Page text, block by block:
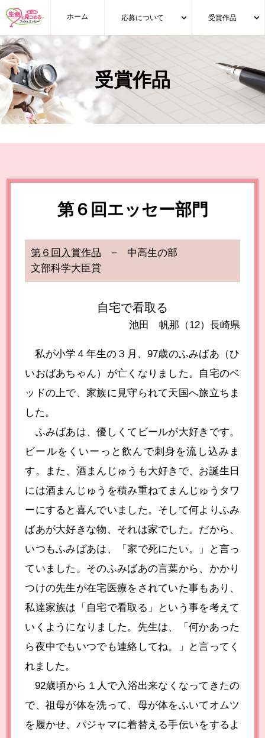
ホーム 応募について 受賞作品
受賞作品
第６回エッセー部門
第６回入賞作品 − 中高生の部
文部科学大臣賞
自宅で看取る
池田 帆那（12）長崎県
私が小学４年生の３月、97歳のふみばあ（ひ
いおばあちゃん）が亡くなりました。自宅のベ
ッドの上で、家族に見守られて天国へ旅立ちま
した。
ふみばあは、優しくてビールが大好きです。
ビールをくいーっと飲んで刺身を流し込みま
す。また、酒まんじゅうも大好きで、お誕生日
には酒まんじゅうを積み重ねてまんじゅうタワ
ーにすると喜んでいました。そして何よりふみ
ばあが大好きな物、それは家でした。だから、
いつもふみばあは、「家で死にたい。」と言っ
ていました。そのふみばあの言葉から、かかり
つけの先生が在宅医療をされていた事もあり、
私達家族は「自宅で看取る」という事を考えて
いくようになりました。先生は、「何かあった
ら夜中でもいつでも連絡してね。」と言ってく
れました。
92歳頃から１人で入浴出来なくなってきたの
で、祖母が体を洗って、母が体をふいてオムツ
を履かせ、パジャマに着替える手伝いをするよ